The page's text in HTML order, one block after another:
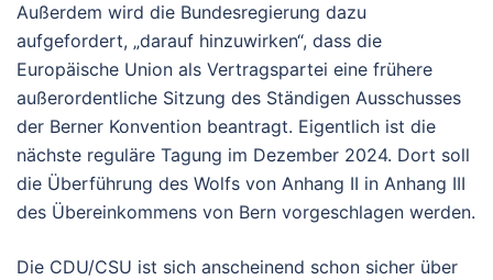
Außerdem wird die Bundesregierung dazu
aufgefordert, „darauf hinzuwirken“, dass die
Europäische Union als Vertragspartei eine frühere
außerordentliche Sitzung des Ständigen Ausschusses
der Berner Konvention beantragt. Eigentlich ist die
nächste reguläre Tagung im Dezember 2024. Dort soll
die Überführung des Wolfs von Anhang II in Anhang III
des Übereinkommens von Bern vorgeschlagen werden.
Die CDU/CSU ist sich anscheinend schon sicher über